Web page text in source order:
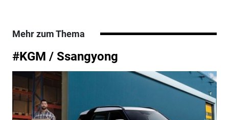
Mehr zum Thema
#KGM / Ssangyong